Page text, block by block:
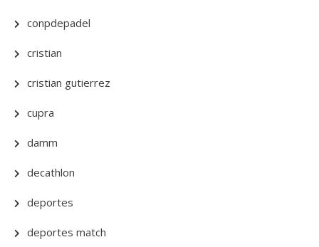
conpdepadel
cristian
cristian gutierrez
cupra
damm
decathlon
deportes
deportes match